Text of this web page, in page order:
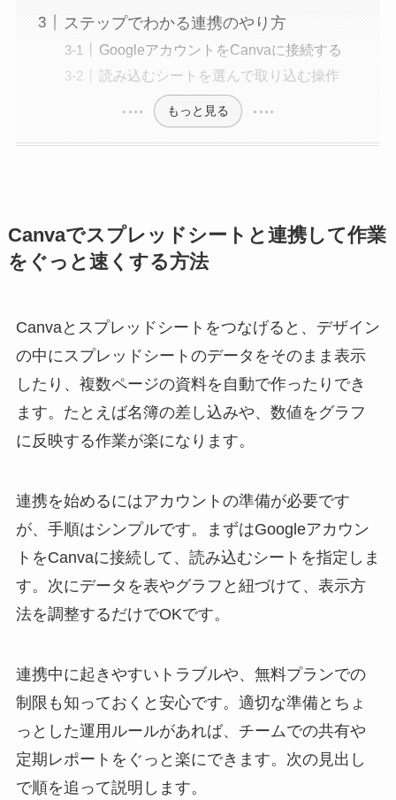
ステップでわかる連携のやり方
GoogleアカウントをCanvaに接続する
読み込むシートを選んで取り込む操作
もっと見る
Canvaでスプレッドシートと連携して作業
をぐっと速くする方法
Canvaとスプレッドシートをつなげると、デザイン
の中にスプレッドシートのデータをそのまま表示
したり、複数ページの資料を自動で作ったりでき
ます。たとえば名簿の差し込みや、数値をグラフ
に反映する作業が楽になります。
連携を始めるにはアカウントの準備が必要です
が、手順はシンプルです。まずはGoogleアカウン
トをCanvaに接続して、読み込むシートを指定しま
す。次にデータを表やグラフと紐づけて、表示方
法を調整するだけでOKです。
連携中に起きやすいトラブルや、無料プランでの
制限も知っておくと安心です。適切な準備とちょ
っとした運用ルールがあれば、チームでの共有や
定期レポートをぐっと楽にできます。次の見出し
で順を追って説明します。